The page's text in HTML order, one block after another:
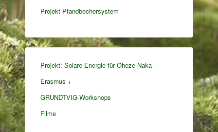
Projekt Pfandbechersystem
Projekt: Solare Energie für Oheze-Naka
Erasmus +
GRUNDTVIG-Workshops
Filme